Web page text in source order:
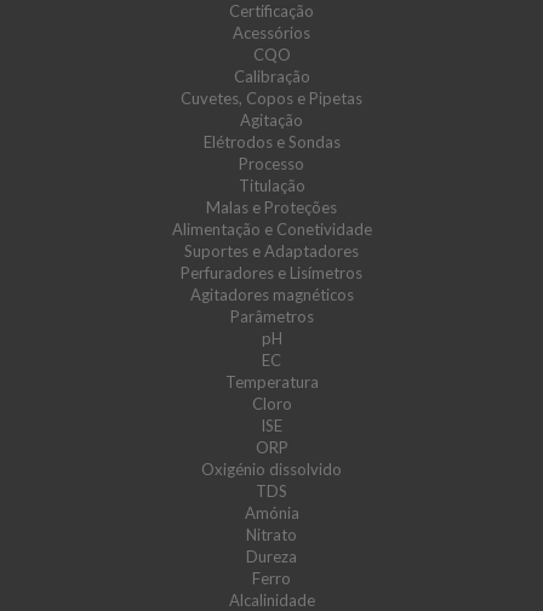
Certificação
Acessórios
CQO
Calibração
Cuvetes, Copos e Pipetas
Agitação
Elétrodos e Sondas
Processo
Titulação
Malas e Proteções
Alimentação e Conetividade
Suportes e Adaptadores
Perfuradores e Lisímetros
Agitadores magnéticos
Parâmetros
pH
EC
Temperatura
Cloro
ISE
ORP
Oxigénio dissolvido
TDS
Amónia
Nitrato
Dureza
Ferro
Alcalinidade